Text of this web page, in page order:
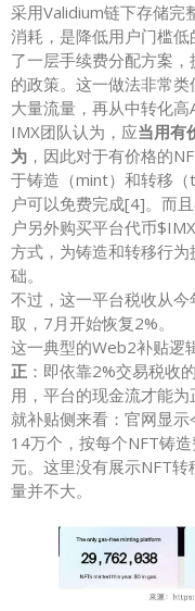
采用Validium链下存储完
消耗，是降低用户门槛
了一层手续费分配方案，
的政策。这一做法非常
大量流量，再从中转化高
IMX团队认为，应当用有
为 ，因此对于有价格的
于铸造（mint）和转移
户可以免费完成[4]。而
户另外购买平台代币
方式，为铸造和转移行
础。
不过，这一平台税收从
取，7月开始恢复2%。
这一典型的Web2补贴逻
正 ：即依靠2%交易税收
用，平台的现金流才能为
就补贴侧来看：官网显
14万个，按每个NFT铸
元。这里没有展示NFT
量并不大。